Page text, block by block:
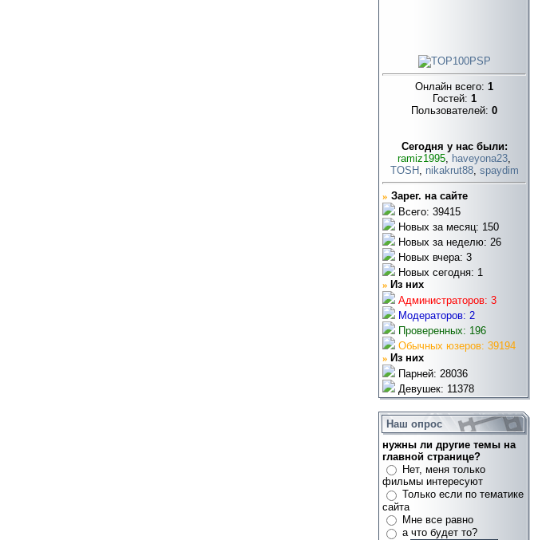
Онлайн всего: 1
Гостей: 1
Пользователей: 0
Cегодня у нас были:
ramiz1995, haveyona23,
TOSH , nikakrut88, spaydim
» Зарег. на сайте
Всего: 39415
Новых за месяц: 150
Новых за неделю: 26
Новых вчера: 3
Новых сегодня: 1
» Из них
Администраторов: 3
Модераторов: 2
Проверенных: 196
Обычных юзеров: 39194
» Из них
Парней: 28036
Девушек: 11378
Наш опрос
нужны ли другие темы на
главной странице?
Нет, меня только
фильмы интересуют
Только если по тематике
сайта
Мне все равно
а что будет то?